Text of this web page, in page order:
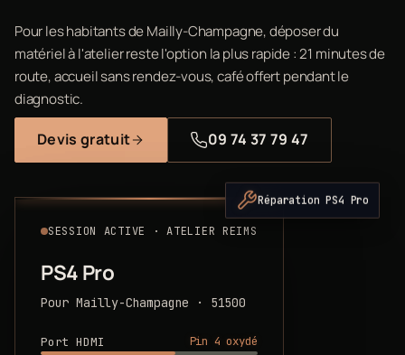
Pour les habitants de Mailly-Champagne, déposer du
matériel à l'atelier reste l'option la plus rapide : 21 minutes de
route, accueil sans rendez-vous, café offert pendant le
diagnostic.
Devis gratuit 09 74 37 79 47
SESSION ACTIVE · ATELIER REIMS
PS4 Pro
Pour Mailly-Champagne · 51500
Port HDMI
Pin 4 oxydé
Réparation PS4 Pro